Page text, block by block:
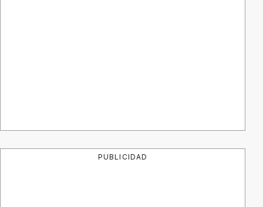
PUBLICIDAD